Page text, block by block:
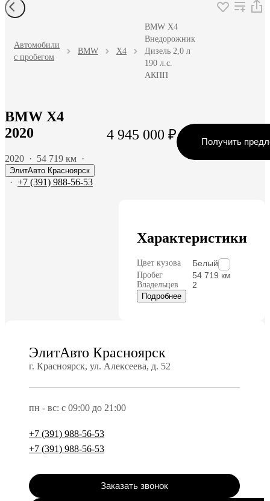
Автомобили
с пробегом
BMW X4
BMW X4
Внедорожник
Дизель 2,0 л
190 л.с.
АКПП
BMW X4
2020
2020 · 54 719 км ·
ЭлитАвто Красноярск
· +7 (391) 988-56-53
4 945 000 ₽ Получить
Характеристики
Цвет кузова Белый
Пробег 54 719 км
Владельцев 2
Подробнее
ЭлитАвто Красноярск
г. Красноярск, ул. Алексеева, д. 52
пн - вс: с 09:00 до 21:00
+7 (391) 988-56-53
+7 (391) 988-56-53
Заказать звонок